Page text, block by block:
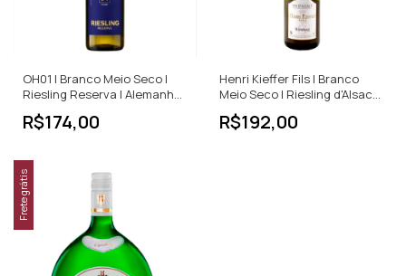
OH01 | Branco Meio Seco |
Riesling Reserva | Alemanha |
R$174,00
Henri Kieffer Fils | Branco
Meio Seco | Riesling d'Alsace
R$192,00
Frete grátis